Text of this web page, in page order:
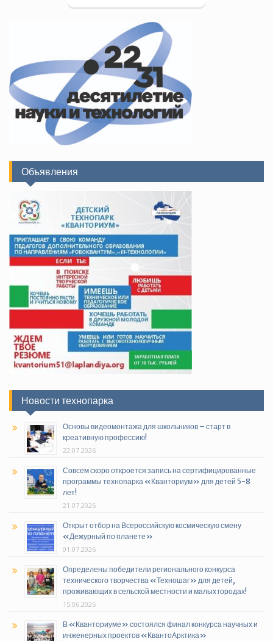
Объявления
Новости технопарка
Основы видеомонтажа для школьников – старт в
креативную профессию!
22.07.2026
Совсем скоро откроется запись на сертифицированные
программы технопарка «Кванториум» для детей 5-8
лет!
21.07.2026
Открыт отбор на Всероссийскую космическую смену
«Дежурный по планете»
01.07.2026
Определены победители регионального конкурса
технического творчества «Техношаг» для детей,
проживающих в сельской местности и малых городах!
15.06.2026
В «Кванториуме» состоялся финал конкурса научных и
инженерных проектов «КвантоАрктика»